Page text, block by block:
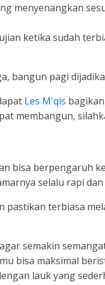
menyenangkan
ketika sudah
bangun pagi
Les M'qis
membangun,
bisa berpengaruh
selalu rapi
pastikan terbiasa
semakin
bisa maksimal
lauk yang